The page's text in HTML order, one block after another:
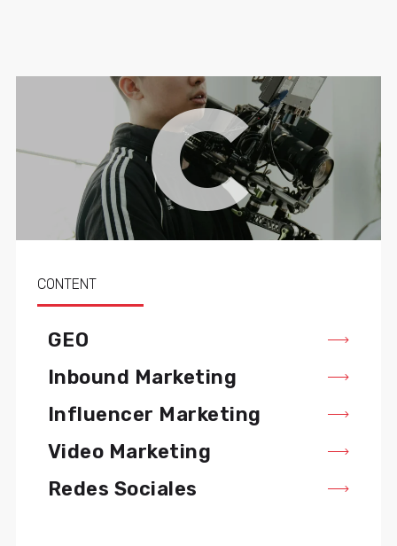
C
CONTENT
GEO
Inbound Marketing
Influencer Marketing
Video Marketing
Redes Sociales